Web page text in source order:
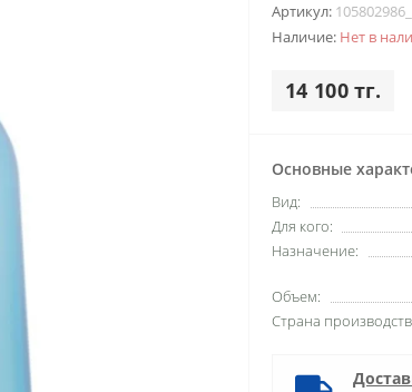
Артикул:
Наличие: Нет в
14 100 тг.
Основные
Вид:
Для кого:
Назначение:
Объем:
Страна